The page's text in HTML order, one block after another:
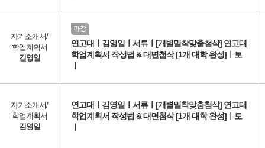
자기소개서/
학업계획서
김영일
연고대ㅣ김영일ㅣ서류ㅣ[개별밀착맞춤첨삭] 연고대
학업계획서 작성법 & 대면첨삭 [1개 대학 완성]ㅣ토
자기소개서/
학업계획서
김영일
연고대ㅣ김영일ㅣ서류ㅣ[개별밀착맞춤첨삭] 연고대
학업계획서 작성법 & 대면첨삭 [1개 대학 완성]ㅣ토